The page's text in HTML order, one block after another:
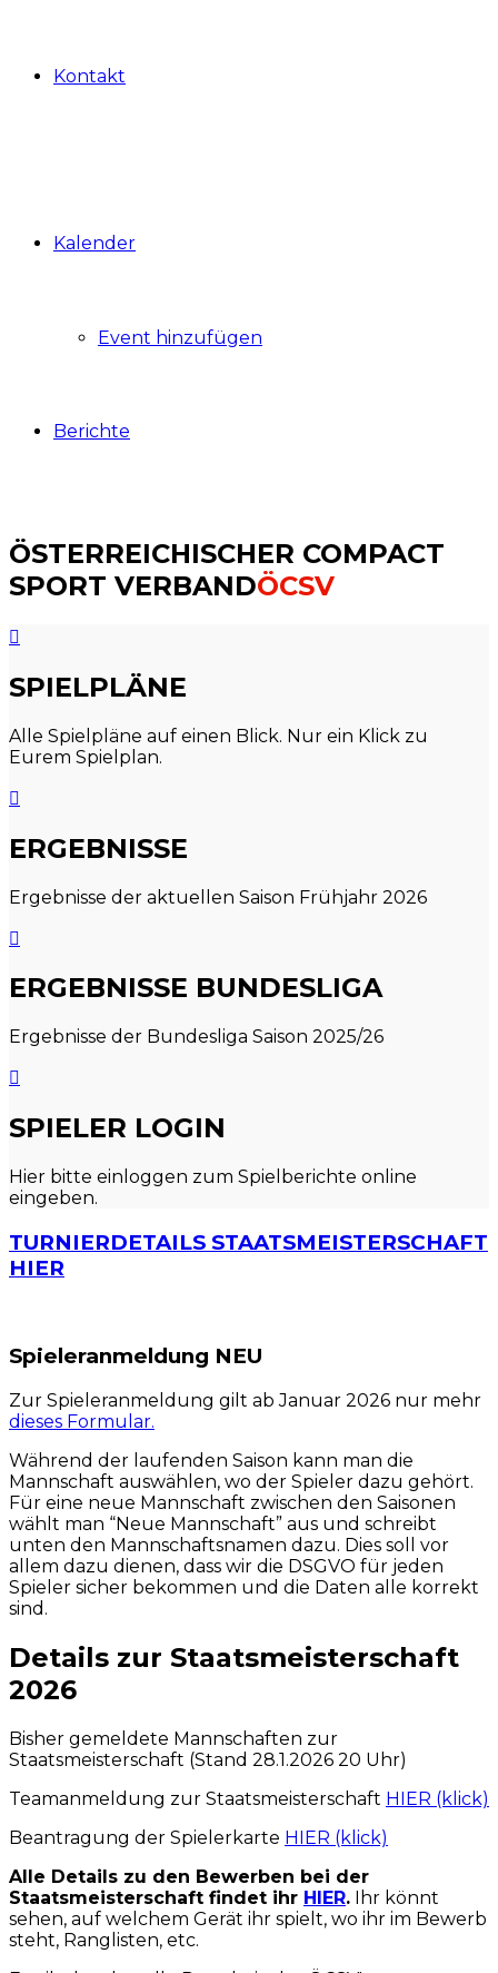
Kontakt
Kalender
Event hinzufügen
Berichte
ÖSTERREICHISCHER COMPACT
SPORT VERBANDÖCSV
SPIELPLÄNE
Alle Spielpläne auf einen Blick. Nur ein Klick zu
Eurem Spielplan.
ERGEBNISSE
Ergebnisse der aktuellen Saison Frühjahr 2026
ERGEBNISSE BUNDESLIGA
Ergebnisse der Bundesliga Saison 2025/26
SPIELER LOGIN
Hier bitte einloggen zum Spielberichte online
eingeben.
TURNIERDETAILS STAATSMEISTERSCHAFT
HIER
Spieleranmeldung NEU
Zur Spieleranmeldung gilt ab Januar 2026 nur mehr
dieses Formular.
Während der laufenden Saison kann man die
Mannschaft auswählen, wo der Spieler dazu gehört.
Für eine neue Mannschaft zwischen den Saisonen
wählt man “Neue Mannschaft” aus und schreibt
unten den Mannschaftsnamen dazu. Dies soll vor
allem dazu dienen, dass wir die DSGVO für jeden
Spieler sicher bekommen und die Daten alle korrekt
sind.
Details zur Staatsmeisterschaft
2026
Bisher gemeldete Mannschaften zur
Staatsmeisterschaft (Stand 28.1.2026 20 Uhr)
Teamanmeldung zur Staatsmeisterschaft HIER (klick)
Beantragung der Spielerkarte HIER (klick)
Alle Details zu den Bewerben bei der
Staatsmeisterschaft findet ihr HIER. Ihr könnt
sehen, auf welchem Gerät ihr spielt, wo ihr im Bewerb
steht, Ranglisten, etc.